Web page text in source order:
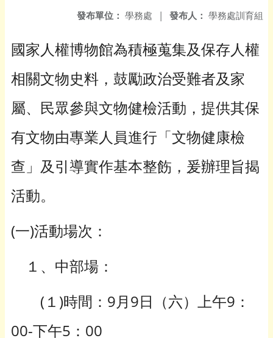
發布人： 學務處訓育組
發布單位： 學務處 |
國家人權博物館為積極蒐集及保存人權
相關文物史料，鼓勵政治受難者及家
屬、民眾參與文物健檢活動，提供其保
有文物由專業人員進行「文物健康檢
查」及引導實作基本整飭，爰辦理旨揭
活動。
(一)活動場次：
１、中部場：
(１)時間：9月9日（六）上午9：
00-下午5：00